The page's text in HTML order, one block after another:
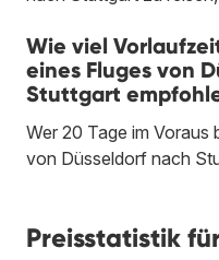
Wie viel
eines Fluges von
Stuttgart
Wer 20 Tage im Voraus
von Düsseldorf nach
Preisstatistik